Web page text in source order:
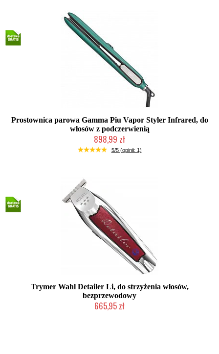
Prostownica parowa Gamma Piu Vapor Styler Infrared, do
włosów z podczerwienią
898,99 zł
2-5 dni roboczych
5/5 (opinii: 1)
Trymer Wahl Detailer Li, do strzyżenia włosów,
bezprzewodowy
665,95 zł